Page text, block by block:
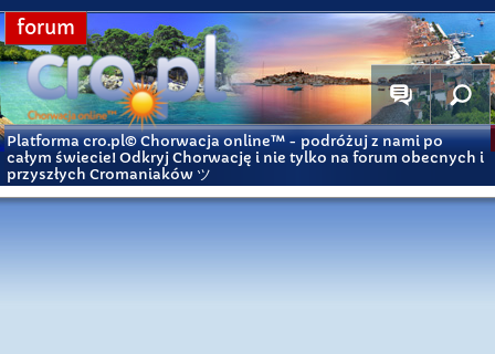
forum
Platforma cro.pl© Chorwacja online™ - podróżuj z nami po
całym świecie! Odkryj Chorwację i nie tylko na forum obecnych i
przyszłych Cromaniaków ツ